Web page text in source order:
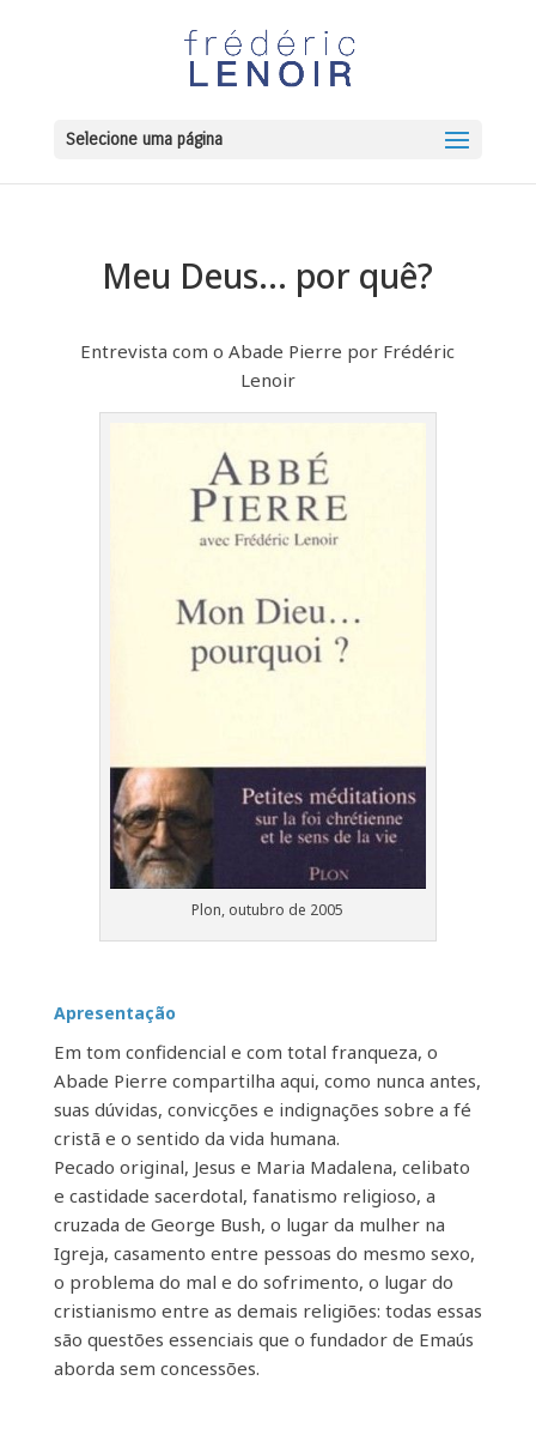
Selecione uma página
Meu Deus... por quê?
Entrevista com o Abade Pierre por Frédéric
Lenoir
Plon, outubro de 2005
Apresentação
Em tom confidencial e com total franqueza, o
Abade Pierre compartilha aqui, como nunca antes,
suas dúvidas, convicções e indignações sobre a fé
cristã e o sentido da vida humana.
Pecado original, Jesus e Maria Madalena, celibato
e castidade sacerdotal, fanatismo religioso, a
cruzada de George Bush, o lugar da mulher na
Igreja, casamento entre pessoas do mesmo sexo,
o problema do mal e do sofrimento, o lugar do
cristianismo entre as demais religiões: todas essas
são questões essenciais que o fundador de Emaús
aborda sem concessões.